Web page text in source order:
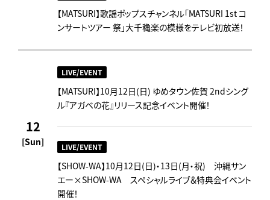
【MATSURI】歌謡ポップスチャンネル「MATSURI 1st コ
ンサートツアー 祭」大千穐楽の模様をテレビ初放送！
12
[Sun]
LIVE/EVENT
【MATSURI】10月12日(日) ゆめタウン佐賀 2ndシング
ル『アガベの花』リリース記念イベント開催！
LIVE/EVENT
【SHOW-WA】10月12日(日)・13日(月・祝) 沖縄サン
エー×SHOW-WA スペシャルライブ＆特典会イベント
開催！